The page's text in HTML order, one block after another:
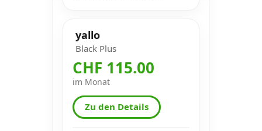
yallo
Black Plus
CHF 115.00
im Monat
Zu den Details